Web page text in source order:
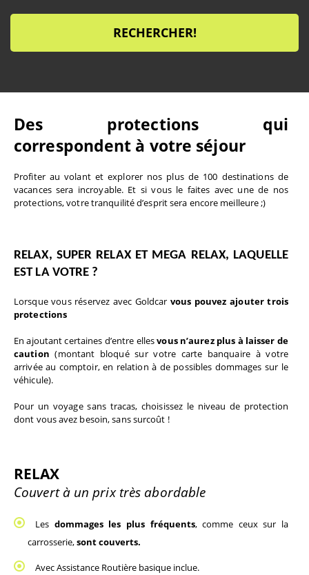
RECHERCHER!
Des protections qui
correspondent à votre séjour
Profiter au volant et explorer nos plus de 100 destinations de
vacances sera incroyable. Et si vous le faites avec une de nos
protections, votre tranquilité d’esprit sera encore meilleure ;)
RELAX, SUPER RELAX ET MEGA RELAX, LAQUELLE
EST LA VOTRE ?
Lorsque vous réservez avec Goldcar vous pouvez ajouter trois
protections
En ajoutant certaines d’entre elles vous n’aurez plus à laisser de
caution (montant bloqué sur votre carte banquaire à votre
arrivée au comptoir, en relation à de possibles dommages sur le
véhicule).
Pour un voyage sans tracas, choisissez le niveau de protection
dont vous avez besoin, sans surcoût !
RELAX
Couvert à un prix très abordable
Les dommages les plus fréquents, comme ceux sur la
carrosserie, sont couverts.
Avec Assistance Routière basique inclue.